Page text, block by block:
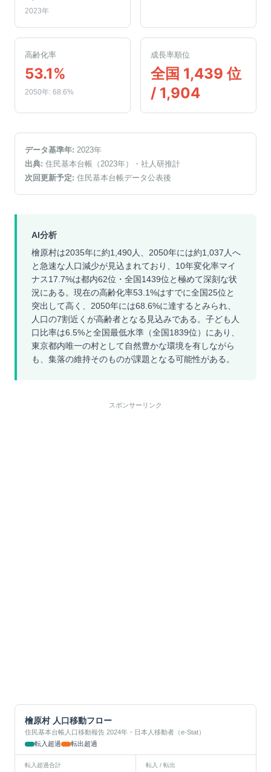
2023年
高齢化率
53.1%
2050年: 68.6%
成長率順位
全国 1,439 位
/ 1,904
データ基準年: 2023年
出典: 住民基本台帳（2023年）
・社人研推計
次回更新予定: 住民基本台帳データ公表後
AI分析
檜原村は2035年に約1,490人、2050年には約1,037人へ
と急速な人口減少が見込まれており、10年変化率マイ
ナス17.7%は都内62位・全国1439位と極めて深刻な状
況にある。現在の高齢化率53.1%はすでに全国25位と
突出して高く、2050年には68.6%に達するとみられ、
人口の7割近くが高齢者となる見込みである。子ども人
口比率は6.5%と全国最低水準（全国1839位）にあり、
東京都内唯一の村として自然豊かな環境を有しながら
も、集落の維持そのものが課題となる可能性がある。
スポンサーリンク
檜原村人口移動フロー
住民基本台帳人口移動報告 2024年・日本人移動者（e-Stat）
転入超過
転出超過
転入超過合計 転入 / 転出